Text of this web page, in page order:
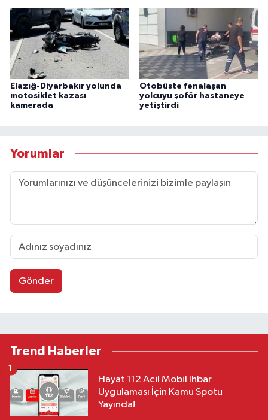
Elazığ-Diyarbakır yolunda
motosiklet kazası
kamerada
Otobüste fenalaşan
yolcuyu şoför hastaneye
yetiştirdi
Yorumlar
Gönder
Trend Haberler
Hayat 112 Acil Mobil İhbar
Uygulaması İçin Kamu Spotu
Yayında!
1